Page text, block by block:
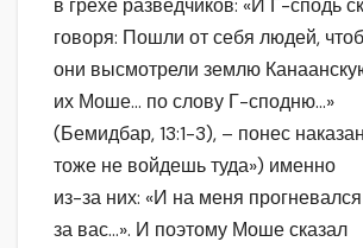
в грехе разведчиков: «И Г-сподь
говоря: Пошли от себя людей,
они высмотрели землю
их Моше… по слову Г-сподню…»
(Бемидбар, 13:1-3), – понес
тоже не войдешь туда») именно
из-за них: «И на меня
за вас…». И поэтому Моше сказал